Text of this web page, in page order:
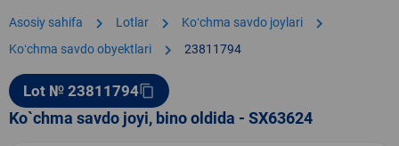
Asosiy sahifa chevron_right Lotlar chevron_right Koʻchma savdo joylari chevron_right
Koʻchma savdo obyektlari chevron_right 23811794
Lot № 23811794content_copy
Ko`chma savdo joyi, bino oldida - SX63624